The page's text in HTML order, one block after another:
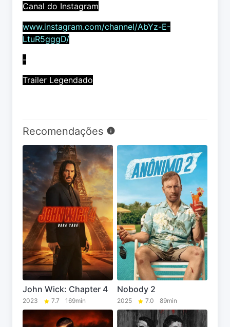
Canal do Instagram
www.instagram.com/channel/AbYz-E-
LtuR5gggD/
-
Trailer Legendado
Recomendações
John Wick: Chapter 4
2023 7.7 169min
Nobody 2
2025 7.0 89min